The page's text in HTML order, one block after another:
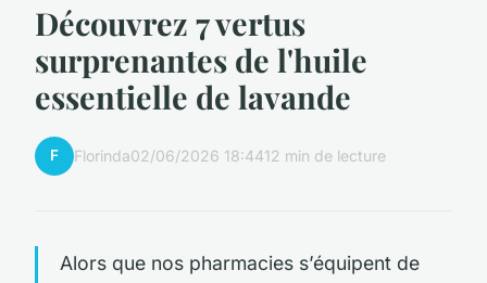
Découvrez 7 vertus
surprenantes de l'huile
essentielle de lavande
F Florinda02/06/2026 18:4412 min de lecture
Alors que nos pharmacies s’équipent de